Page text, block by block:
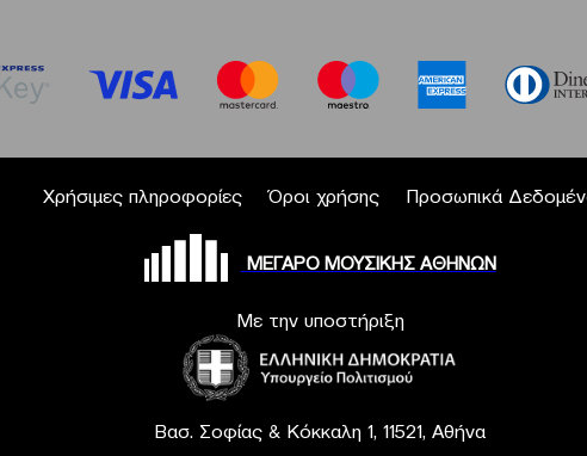
Χρήσιμες πληροφορίες Όροι χρήσης Προσωπικά
ΜΕΓΑΡΟ ΜΟΥΣΙΚΗΣ ΑΘΗΝΩΝ
Με την υποστήριξη
Βασ. Σοφίας & Κόκκαλη 1, 11521, Αθήνα